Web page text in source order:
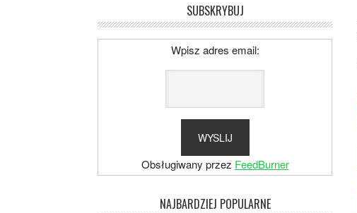
SUBSKRYBUJ
Wpisz adres email:
Obsługiwany przez FeedBurner
NAJBARDZIEJ POPULARNE